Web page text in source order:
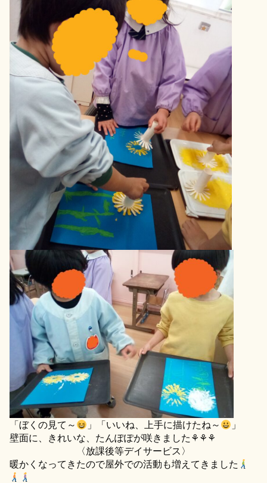
「ぼくの見て～ 」「いいね、上手に描けたね～
」
壁面に、きれいな、たんぽぽが咲きました⚘⚘⚘
〈放課後等デイサービス〉
暖かくなってきたので屋外での活動も増えてきました